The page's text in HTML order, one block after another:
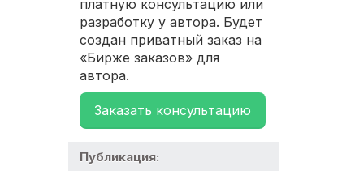
платную консультацию или
разработку у автора. Будет
создан приватный заказ на
«Бирже заказов» для
автора.
Заказать консультацию
Публикация: